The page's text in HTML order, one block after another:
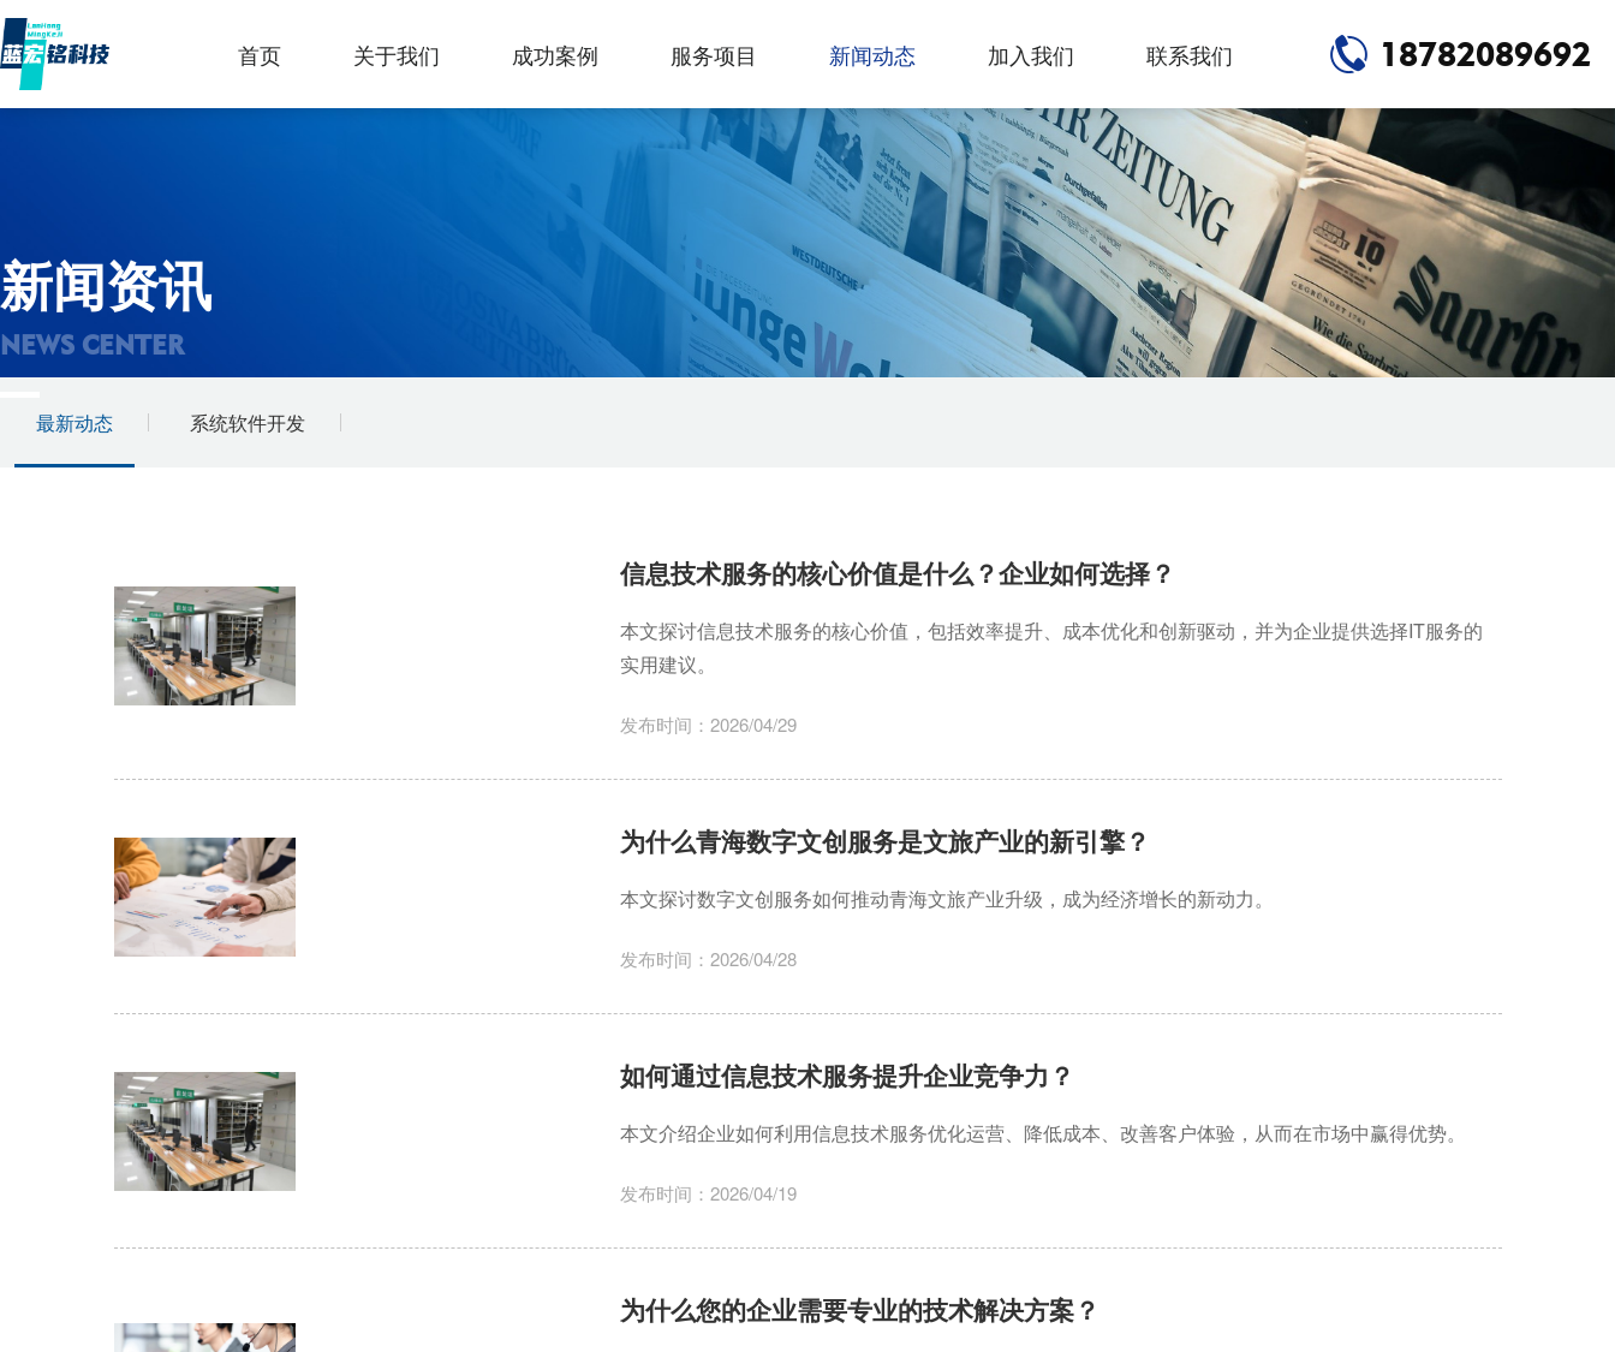
首页 关于我们 成功案例 服务项目 新闻动态 加入我们 联系我们 18782089692
新闻资讯
NEWS CENTER
最新动态 系统软件开发
信息技术服务的核心价值是什么？企业如何选择？
本文探讨信息技术服务的核心价值，包括效率提升、成本优化和创新驱动，并为企业提供选择IT服务的
实用建议。
发布时间：2026/04/29
为什么青海数字文创服务是文旅产业的新引擎？
本文探讨数字文创服务如何推动青海文旅产业升级，成为经济增长的新动力。
发布时间：2026/04/28
如何通过信息技术服务提升企业竞争力？
本文介绍企业如何利用信息技术服务优化运营、降低成本、改善客户体验，从而在市场中赢得优势。
发布时间：2026/04/19
为什么您的企业需要专业的技术解决方案？